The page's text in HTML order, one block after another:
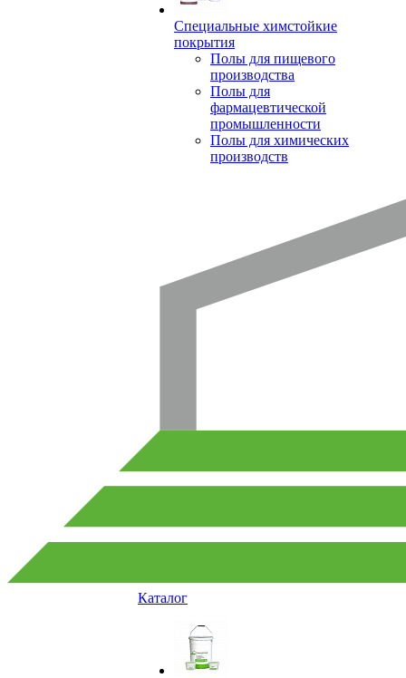
Специальные химстойкие
покрытия
Полы для пищевого
производства
Полы для
фармацевтической
промышленности
Полы для химических
производств
Каталог